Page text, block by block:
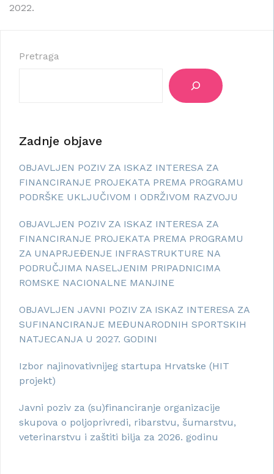
2022.
Pretraga
Zadnje objave
OBJAVLJEN POZIV ZA ISKAZ INTERESA ZA
FINANCIRANJE PROJEKATA PREMA PROGRAMU
PODRŠKE UKLJUČIVOM I ODRŽIVOM RAZVOJU
OBJAVLJEN POZIV ZA ISKAZ INTERESA ZA
FINANCIRANJE PROJEKATA PREMA PROGRAMU
ZA UNAPRJEĐENJE INFRASTRUKTURE NA
PODRUČJIMA NASELJENIM PRIPADNICIMA
ROMSKE NACIONALNE MANJINE
OBJAVLJEN JAVNI POZIV ZA ISKAZ INTERESA ZA
SUFINANCIRANJE MEĐUNARODNIH SPORTSKIH
NATJECANJA U 2027. GODINI
Izbor najinovativnijeg startupa Hrvatske (HIT
projekt)
Javni poziv za (su)financiranje organizacije
skupova o poljoprivredi, ribarstvu, šumarstvu,
veterinarstvu i zaštiti bilja za 2026. godinu